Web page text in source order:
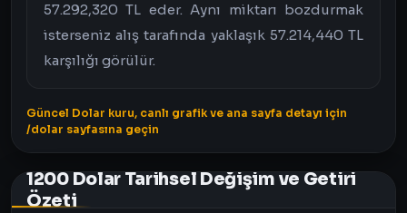
57.292,320 TL eder. Aynı miktarı bozdurmak
isterseniz alış tarafında yaklaşık 57.214,440 TL
karşılığı görülür.
Güncel Dolar kuru, canlı grafik ve ana sayfa detayı için
/dolar sayfasına geçin
1200 Dolar Tarihsel Değişim ve Getiri
Özeti